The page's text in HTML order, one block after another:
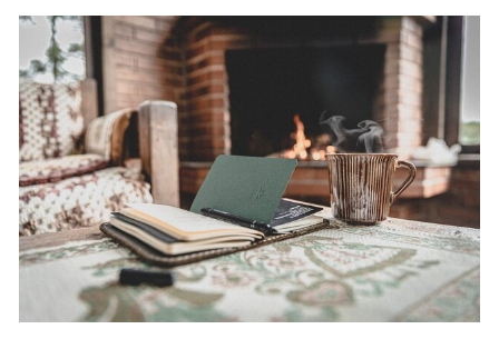
World Mag
بازار آنلاین سنجاق